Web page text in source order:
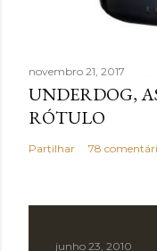
novembro 21, 2017
UNDERDOG,
RÓTULO
Partilhar 78
junho 23, 2010